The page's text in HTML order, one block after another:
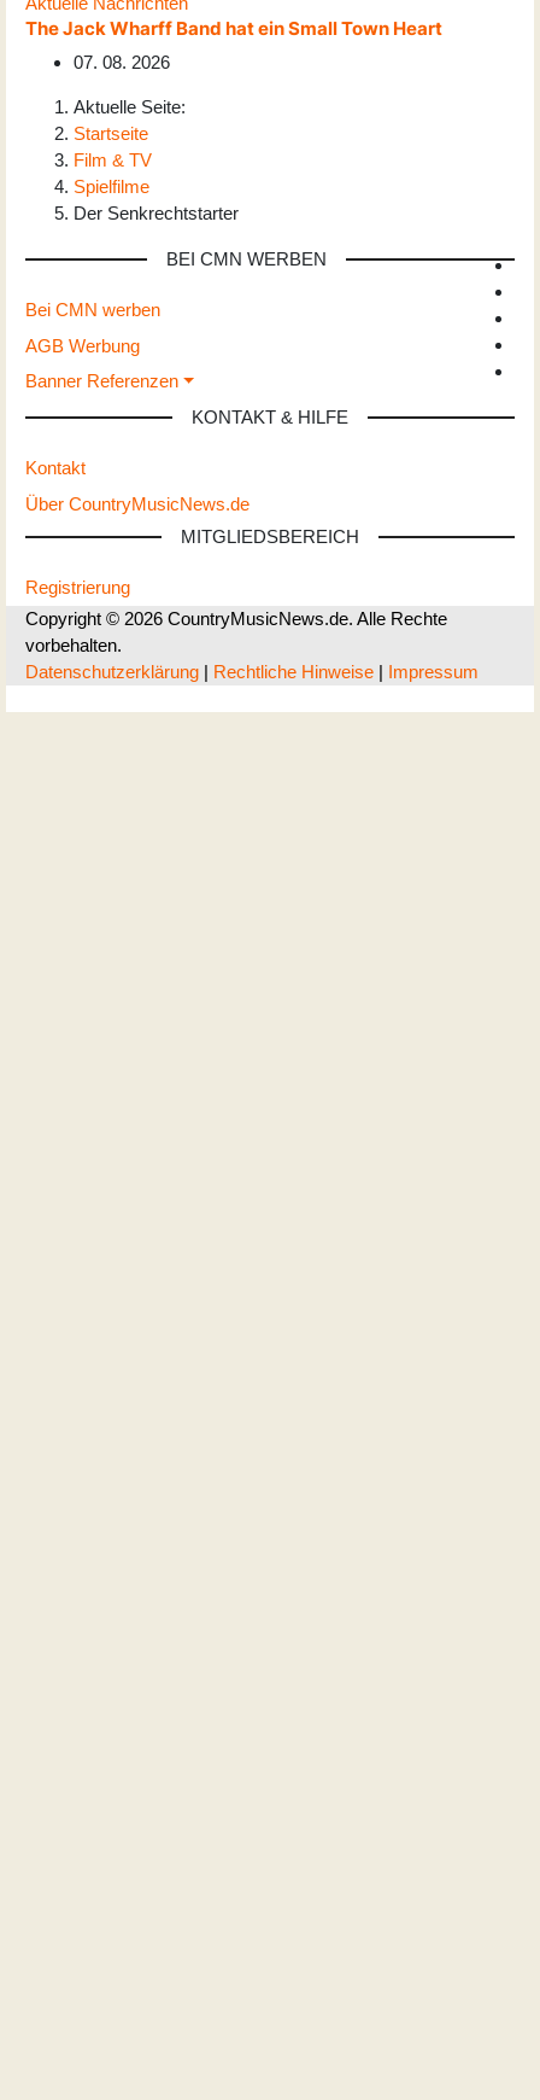
The Jack Wharff Band hat ein Small Town Heart
07. 08. 2026
Aktuelle Seite:
Startseite
Film & TV
Spielfilme
Der Senkrechtstarter
BEI CMN WERBEN
Bei CMN werben
AGB Werbung
Banner Referenzen
KONTAKT & HILFE
Kontakt
Über CountryMusicNews.de
MITGLIEDSBEREICH
Registrierung
Copyright © 2026 CountryMusicNews.de. Alle Rechte
vorbehalten.
Datenschutzerklärung | Rechtliche Hinweise | Impressum